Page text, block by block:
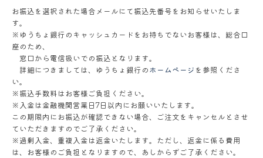
お振込を選択された場合メールにて振込先番号をお知らせいたしま
す。
※ゆうちょ銀行のキャッシュカードをお持ちでないお客様は、総合口
座のため、
窓口から電信扱いでの振込となります。
詳細につきましては、ゆうちょ銀行のホームページ を参照くださ
い。
※振込手数料はお客様ご負担ください。
※入金は金融機関営業日7日以内にお願いいたします。
この期限内にお振込が確認できない場合、ご注文をキャンセルとさせ
ていただきますのでご了承ください。
※過剰入金、重複入金は返金いたします。ただし、返金に係る費用
は、お客様のご負担となりますので、あしからずご了承ください。